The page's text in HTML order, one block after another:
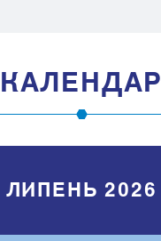
КАЛЕНДАР
ЛИПЕНЬ 2026